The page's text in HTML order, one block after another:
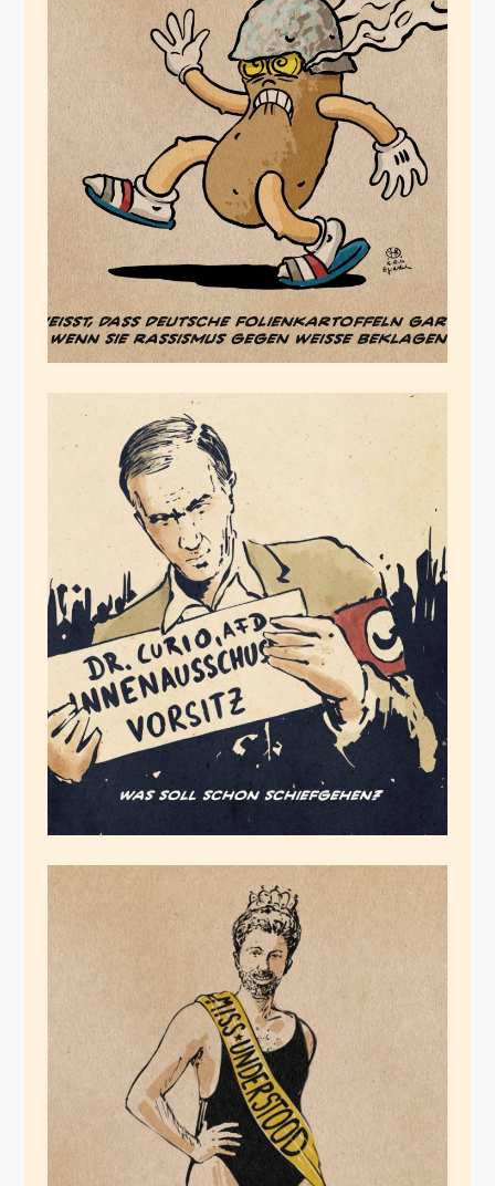
Folienkartoffeln
Juni 17, 2022
(Innenaus)schuss
nicht gehört
Dezember 9, 2021
Palmers
Karrierekrönung
Mai 12, 2021